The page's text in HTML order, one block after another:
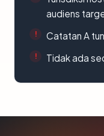
audiens
Catatan A
Tidak ada